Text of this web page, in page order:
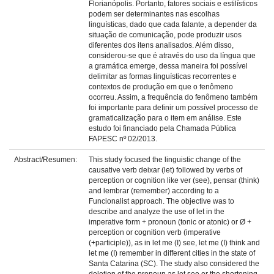
Florianópolis. Portanto, fatores sociais e estilísticos
podem ser determinantes nas escolhas
linguísticas, dado que cada falante, a depender da
situação de comunicação, pode produzir usos
diferentes dos itens analisados. Além disso,
considerou-se que é através do uso da língua que
a gramática emerge, dessa maneira foi possível
delimitar as formas linguísticas recorrentes e
contextos de produção em que o fenômeno
ocorreu. Assim, a frequência do fenômeno também
foi importante para definir um possível processo de
gramaticalização para o item em análise. Este
estudo foi financiado pela Chamada Pública
FAPESC nº 02/2013.
Abstract/Resumen:
This study focused the linguistic change of the
causative verb deixar (let) followed by verbs of
perception or cognition like ver (see), pensar (think)
and lembrar (remember) according to a
Funcionalist approach. The objective was to
describe and analyze the use of let in the
imperative form + pronoun (tonic or atonic) or Ø +
perception or cognition verb (imperative
(+participle)), as in let me (I) see, let me (I) think and
let me (I) remember in different cities in the state of
Santa Catarina (SC). The study also considered the